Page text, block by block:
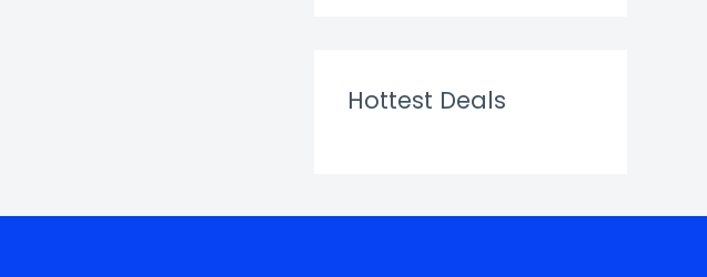
Hottest Deals